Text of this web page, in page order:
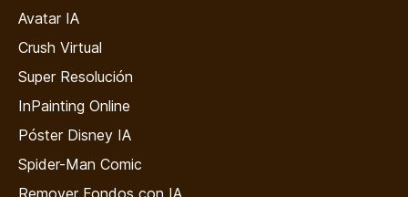
Avatar IA
Crush Virtual
Super Resolución
InPainting Online
Póster Disney IA
Spider-Man Comic